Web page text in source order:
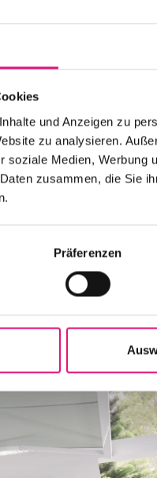
und Anzeigen zu
zu analysieren.
soziale Medien, Werbung
zusammen, die Sie
Präferenzen
in RAL
durch
Weather, Acryl